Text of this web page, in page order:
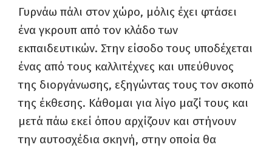
Γυρνάω πάλι στον χώρο, μόλις έχει φτάσει
ένα γκρουπ από τον κλάδο των
εκπαιδευτικών. Στην είσοδο τους υποδέχεται
ένας από τους καλλιτέχνες και υπεύθυνος
της διοργάνωσης, εξηγώντας τους τον σκοπό
της έκθεσης. Κάθομαι για λίγο μαζί τους και
μετά πάω εκεί όπου αρχίζουν και στήνουν
την αυτοσχέδια σκηνή, στην οποία θα